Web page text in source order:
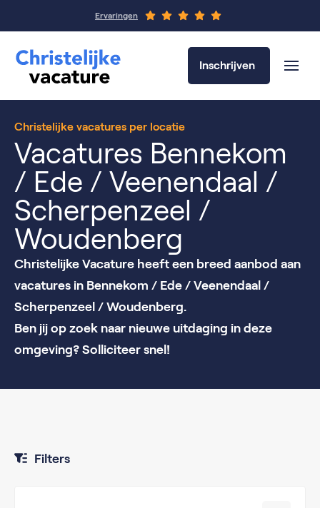
Ervaringen
Inschrijven
Christelijke vacatures per locatie
Vacatures Bennekom
/ Ede / Veenendaal /
Scherpenzeel /
Woudenberg
Christelijke Vacature heeft een breed aanbod aan
vacatures in Bennekom / Ede / Veenendaal /
Scherpenzeel / Woudenberg.
Ben jij op zoek naar nieuwe uitdaging in deze
omgeving? Solliciteer snel!
Filters